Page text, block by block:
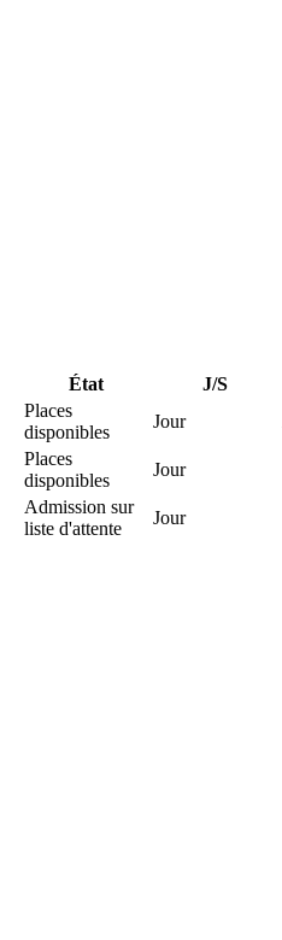
État J/S
Places
disponibles
Jour
Places
disponibles
Jour
Admission sur
liste d'attente
Jour